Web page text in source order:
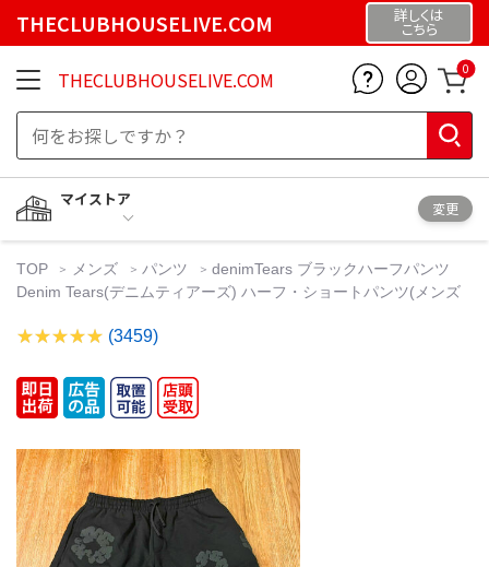
THECLUBHOUSELIVE.COM 詳しくは
こちら
THECLUBHOUSELIVE.COM 0
マイストア
変更
TOP メンズ パンツ
denimTears ブラックハーフパンツ
Denim Tears(デニムティアーズ) ハーフ・ショートパンツ(メンズ
(3459)